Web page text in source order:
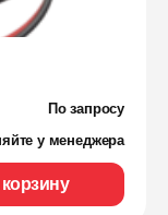
По запросу
у менеджера
корзину